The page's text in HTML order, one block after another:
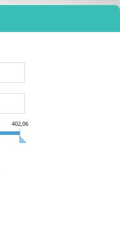
402,06